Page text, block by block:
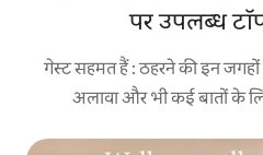
पर उपलब्ध
गेस्ट सहमत हैं : ठहरने की इन
अलावा और भी कई बातों के